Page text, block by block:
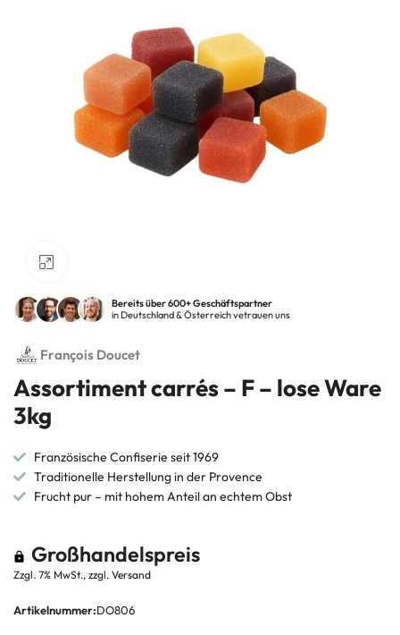
Bereits über 600+ Geschäftspartner
in Deutschland & Österreich vetrauen uns
François Doucet
Assortiment carrés – F – lose Ware
3kg
Französische Confiserie seit 1969
Traditionelle Herstellung in der Provence
Frucht pur – mit hohem Anteil an echtem Obst
Großhandelspreis
Zzgl. 7% MwSt., zzgl. Versand
Artikelnummer:DO806